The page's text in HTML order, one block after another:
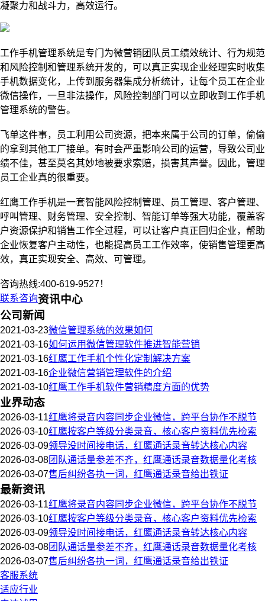
凝聚力和战斗力，高效运行。
工作手机管理系统是专门为微营销团队员工绩效统计、行为规范
和风险控制和管理系统开发的，可以真正实现企业经理实时收集
手机数据变化，上传到服务器集成分析统计，让每个员工在企业
微信操作，一旦非法操作，风险控制部门可以立即收到工作手机
管理系统的警告。
飞单这件事，员工利用公司资源，把本来属于公司的订单，偷偷
的拿到其他工厂接单。有时会严重影响公司的运营，导致公司业
绩不佳，甚至莫名其妙地被要求索赔，损害其声誉。因此，管理
员工企业真的很重要。
红鹰工作手机是一套智能风险控制管理、员工管理、客户管理、
呼叫管理、财务管理、安全控制、智能订单等强大功能，覆盖客
户资源保护和销售工作全过程，可以让客户真正回归企业，帮助
企业恢复客户主动性，也能提高员工工作效率，使销售管理更高
效，真正实现安全、高效、可管理。
咨询热线:400-619-9527！
联系咨询资讯中心
公司新闻
2021-03-23微信管理系统的效果如何
2021-03-16如何运用微信管理软件推进智能营销
2021-03-16红鹰工作手机个性化定制解决方案
2021-03-16企业微信营销管理软件的介绍
2021-03-10红鹰工作手机软件营销精度方面的优势
业界动态
2026-03-11红鹰将录音内容同步企业微信，跨平台协作不脱节
2026-03-10红鹰按客户等级分类录音，核心客户资料优先检索
2026-03-09领导没时间接电话，红鹰通话录音转达核心内容
2026-03-08团队通话量参差不齐，红鹰通话录音数据量化考核
2026-03-07售后纠纷各执一词，红鹰通话录音给出铁证
最新资讯
2026-03-11红鹰将录音内容同步企业微信，跨平台协作不脱节
2026-03-10红鹰按客户等级分类录音，核心客户资料优先检索
2026-03-09领导没时间接电话，红鹰通话录音转达核心内容
2026-03-08团队通话量参差不齐，红鹰通话录音数据量化考核
2026-03-07售后纠纷各执一词，红鹰通话录音给出铁证
客服系统
适应行业